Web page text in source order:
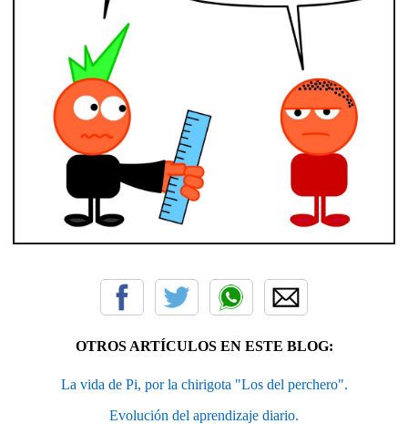
OTROS ARTÍCULOS EN ESTE BLOG:
La vida de Pi, por la chirigota "Los del perchero".
Evolución del aprendizaje diario.